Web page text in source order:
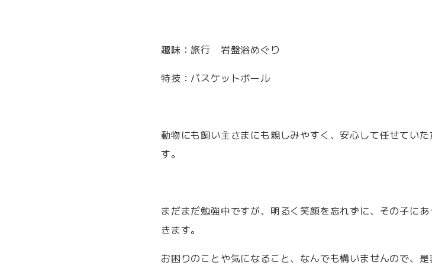
趣味：旅行 岩盤浴めぐり
特技：バスケットボール
動物にも飼い主さまにも親しみやすく、安心して任せてい
す。
まだまだ勉強中ですが、明るく笑顔を忘れずに、その子に
きます。
お困りのことや気になること、なんでも構いませんので、